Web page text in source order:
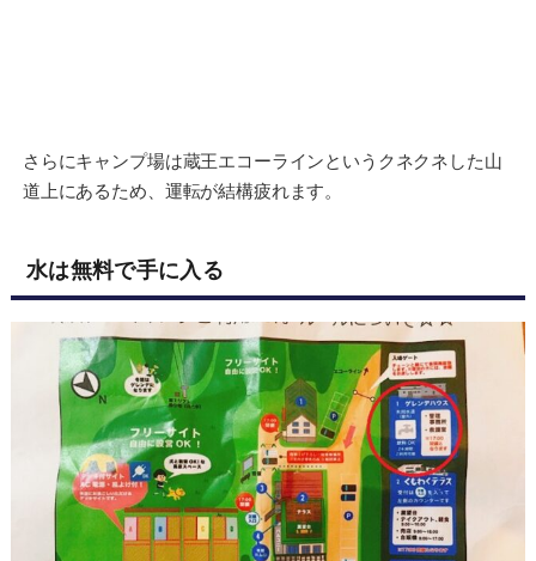
さらにキャンプ場は蔵王エコーラインというクネクネした山
道上にあるため、運転が結構疲れます。
水は無料で手に入る